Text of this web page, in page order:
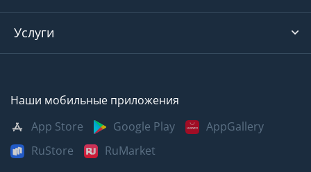
Услуги
Наши мобильные приложения
App Store
Google Play
AppGallery
RuStore
RuMarket